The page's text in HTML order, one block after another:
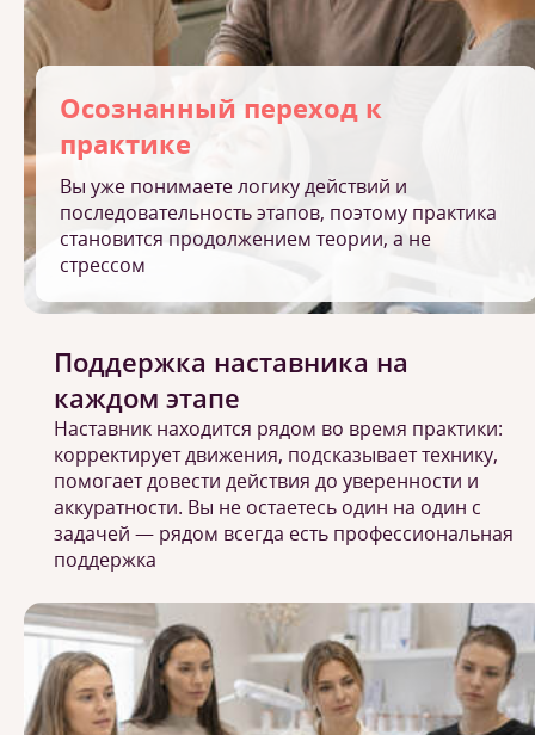
Осознанный переход к
практике
Вы уже понимаете логику действий и
последовательность этапов, поэтому практика
становится продолжением теории, а не
стрессом
Поддержка наставника на
каждом этапе
Наставник находится рядом во время практики:
корректирует движения, подсказывает технику,
помогает довести действия до уверенности и
аккуратности. Вы не остаетесь один на один с
задачей — рядом всегда есть профессиональная
поддержка